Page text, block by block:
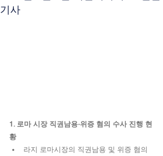
기사
1. 로마 시장 직권남용·위증 혐의 수사 진행 현
황
라지 로마시장의 직권남용 및 위증 혐의